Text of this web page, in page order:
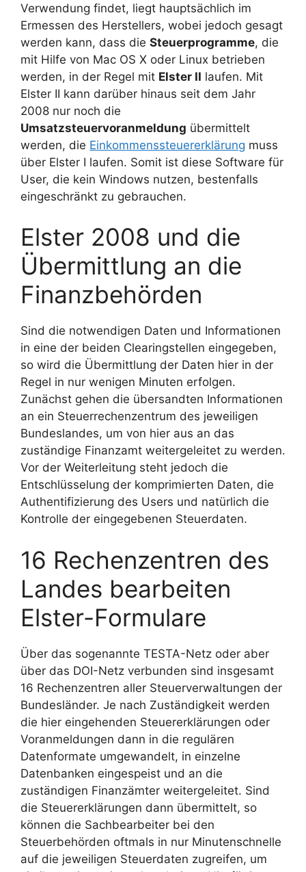
Verwendung findet, liegt hauptsächlich im
Ermessen des Herstellers, wobei jedoch gesagt
werden kann, dass die Steuerprogramme, die
mit Hilfe von Mac OS X oder Linux betrieben
werden, in der Regel mit Elster II laufen. Mit
Elster II kann darüber hinaus seit dem Jahr
2008 nur noch die
Umsatzsteuervoranmeldung übermittelt
werden, die Einkommenssteuererklärung muss
über Elster I laufen. Somit ist diese Software für
User, die kein Windows nutzen, bestenfalls
eingeschränkt zu gebrauchen.
Elster 2008 und die
Übermittlung an die
Finanzbehörden
Sind die notwendigen Daten und Informationen
in eine der beiden Clearingstellen eingegeben,
so wird die Übermittlung der Daten hier in der
Regel in nur wenigen Minuten erfolgen.
Zunächst gehen die übersandten Informationen
an ein Steuerrechenzentrum des jeweiligen
Bundeslandes, um von hier aus an das
zuständige Finanzamt weitergeleitet zu werden.
Vor der Weiterleitung steht jedoch die
Entschlüsselung der komprimierten Daten, die
Authentifizierung des Users und natürlich die
Kontrolle der eingegebenen Steuerdaten.
16 Rechenzentren des
Landes bearbeiten
Elster-Formulare
Über das sogenannte TESTA-Netz oder aber
über das DOI-Netz verbunden sind insgesamt
16 Rechenzentren aller Steuerverwaltungen der
Bundesländer. Je nach Zuständigkeit werden
die hier eingehenden Steuererklärungen oder
Voranmeldungen dann in die regulären
Datenformate umgewandelt, in einzelne
Datenbanken eingespeist und an die
zuständigen Finanzämter weitergeleitet. Sind
die Steuererklärungen dann übermittelt, so
können die Sachbearbeiter bei den
Steuerbehörden oftmals in nur Minutenschnelle
auf die jeweiligen Steuerdaten zugreifen, um